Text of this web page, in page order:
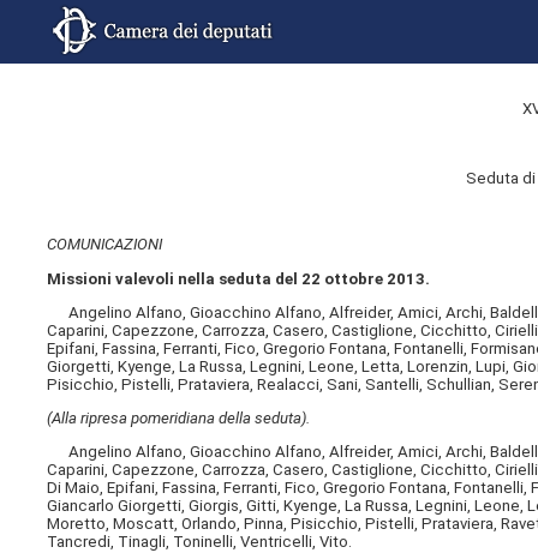
Seduta
COMUNICAZIONI
Missioni valevoli nella seduta del 22 ottobre 2013.
Angelino Alfano, Gioacchino Alfano, Alfreider, Amici, Archi,
Caparini, Capezzone, Carrozza, Casero, Castiglione, Cicchitto,
Epifani, Fassina, Ferranti, Fico, Gregorio Fontana, Fontanelli,
Giorgetti, Kyenge, La Russa, Legnini, Leone, Letta, Lorenzin, Lupi,
Pisicchio, Pistelli, Prataviera, Realacci, Sani, Santelli, Schullian,
(Alla ripresa pomeridiana della seduta).
Angelino Alfano, Gioacchino Alfano, Alfreider, Amici, Archi,
Caparini, Capezzone, Carrozza, Casero, Castiglione, Cicchitto,
Di Maio, Epifani, Fassina, Ferranti, Fico, Gregorio Fontana,
Giancarlo Giorgetti, Giorgis, Gitti, Kyenge, La Russa, Legnini,
Moretto, Moscatt, Orlando, Pinna, Pisicchio, Pistelli, Prataviera,
Tancredi, Tinagli, Toninelli, Ventricelli, Vito.